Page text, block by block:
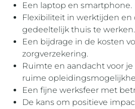
Een laptop en smartphone.
Flexibiliteit in werktijden
gedeeltelijk thuis te werken.
Een bijdrage in de kosten
zorgverzekering.
Ruimte en aandacht voor
ruime
Een fijne werksfeer met
De kans om positieve